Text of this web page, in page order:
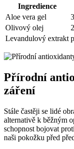
Ingredience
Aloe vera gel
Olivový olej
Levandulový extrakt
Přírodní
záření
Stále častěji se lidé
alternativě k běžným
schopnost bojovat
naši pokožku před